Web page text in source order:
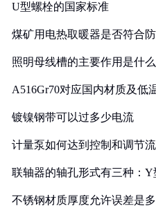
U型螺栓的国家标准
煤矿用电热取暖器是否符合
照明母线槽的主要作用是什么
A516Gr70对应国内材质及低
镀镍钢带可以过多少电流
计量泵如何达到控制和调节
联轴器的轴孔形式有三种：Y
不锈钢材质厚度允许误差是